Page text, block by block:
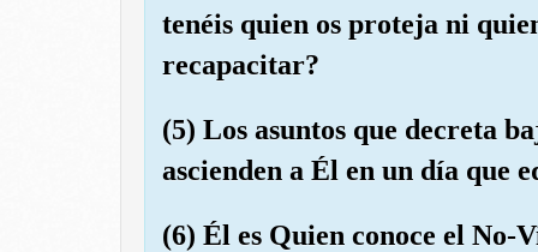
tenéis quien os proteja ni
recapacitar?
(5) Los asuntos que decreta
ascienden a Él en un día que
(6) Él es Quien conoce el No-